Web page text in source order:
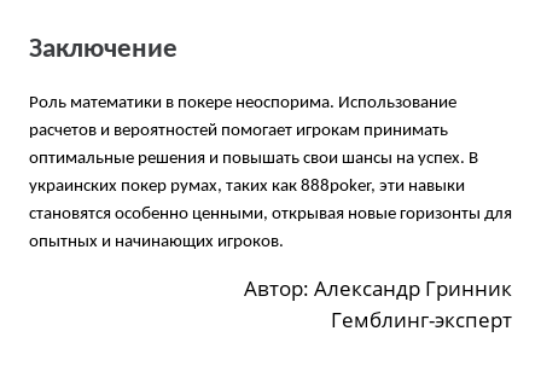
Заключение
Роль математики в покере неоспорима. Использование
расчетов и вероятностей помогает игрокам принимать
оптимальные решения и повышать свои шансы на успех. В
украинских покер румах, таких как 888poker, эти навыки
становятся особенно ценными, открывая новые горизонты для
опытных и начинающих игроков.
Автор: Александр Гринник
Гемблинг-эксперт